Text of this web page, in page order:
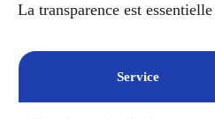
La transparence est essentielle
Service